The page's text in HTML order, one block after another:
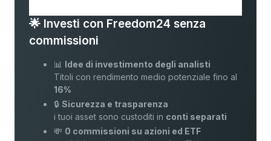
🌟 Investi con Freedom24 senza
commissioni
📊 Idee di investimento degli analisti
Titoli con rendimento medio potenziale fino al
16%
🔒Sicurezza e trasparenza
i tuoi asset sono custoditi in conti separati
💸 0 commissioni su azioni ed ETF